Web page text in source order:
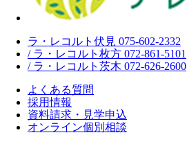
ラ・レコルト伏見 075-602-2332
/ ラ・レコルト枚方 072-861-5101
/ ラ・レコルト茨木 072-626-2600
よくある質問
採用情報
資料請求・見学申込
オンライン個別相談